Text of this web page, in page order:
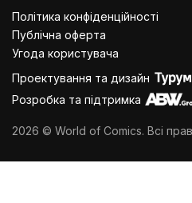
Політика конфіденційності
Публiчна оферта
Угода користувача
Проектування та дизайн
Розробка та підтримка
2026 © World of Comics. Всі